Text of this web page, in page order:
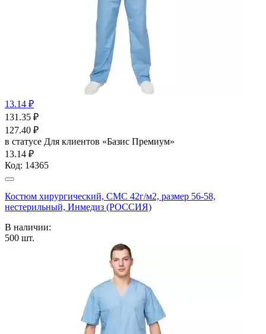
13.14 ₽
131.35 ₽
127.40 ₽
в статусе Для клиентов «Базис Премиум»
13.14 ₽
Код: 14365
Костюм хирургический, СМС 42г/м2, размер 56-58,
нестерильный, Инмедиз (РОССИЯ)
В наличии:
500 шт.